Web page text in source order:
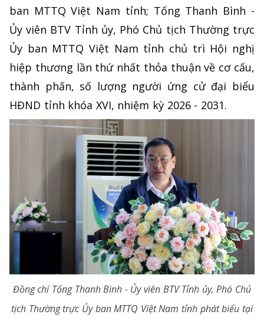
ban MTTQ Việt Nam tỉnh; Tống Thanh Bình -
Ủy viên BTV Tỉnh ủy, Phó Chủ tịch Thường trực
Ủy ban MTTQ Việt Nam tỉnh chủ trì Hội nghị
hiệp thương lần thứ nhất thỏa thuận về cơ cấu,
thành phấn, số lượng người ứng cử đại biểu
HĐND tỉnh khóa XVI, nhiệm kỳ 2026 - 2031.
Đồng chí Tống Thanh Bình - Ủy viên BTV Tỉnh ủy, Phó Chủ
tịch Thường trực Ủy ban MTTQ Việt Nam tỉnh phát biểu tại